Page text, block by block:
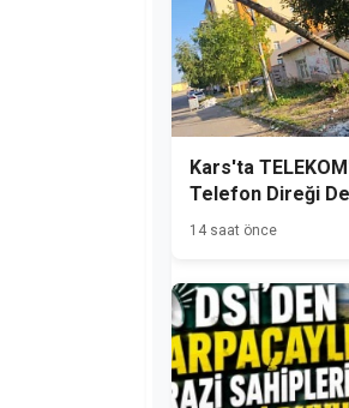
Kars'ta
Telefon Direği
Mahalle Sakinleri
14 saat önce